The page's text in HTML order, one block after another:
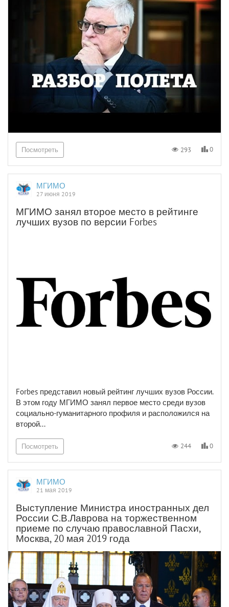
Посмотреть 293 0
МГИМО
27 июня 2019
МГИМО занял второе место в рейтинге
лучших вузов по версии Forbes
Forbes представил новый рейтинг лучших вузов России.
В этом году МГИМО занял первое место среди вузов
социально-гуманитарного профиля и расположился на
второй...
Посмотреть 244 0
МГИМО
21 мая 2019
Выступление Министра иностранных дел
России С.В.Лаврова на торжественном
приеме по случаю православной Пасхи,
Москва, 20 мая 2019 года